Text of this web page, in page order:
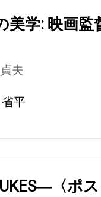
美学: 映画
夫
平
〈ポ